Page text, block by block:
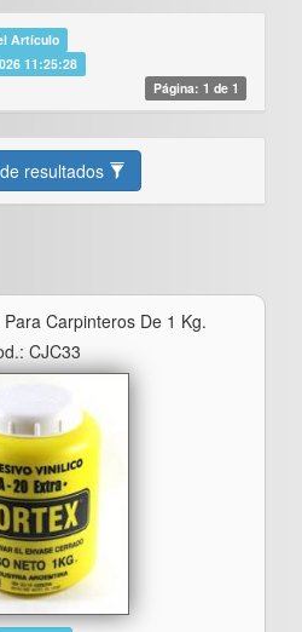
Artículo
11:25:28
Página: 1 de 1
resultados
Carpinteros De 1 Kg.
CJC33